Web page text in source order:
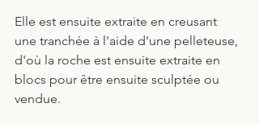
Elle est ensuite extraite en creusant
une tranchée à l'aide d'une pelleteuse,
d'où la roche est ensuite extraite en
blocs pour être ensuite sculptée ou
vendue.